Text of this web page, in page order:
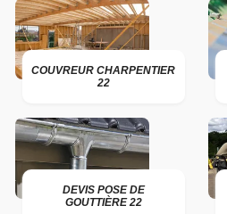
COUVREUR CHARPENTIER
22
DEVIS POSE DE
GOUTTIÈRE 22